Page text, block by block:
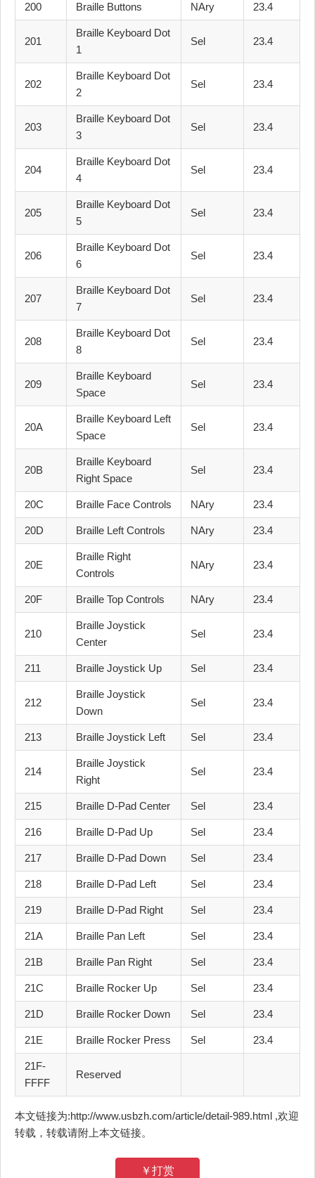
200 Braille Buttons NAry 23.4
201
Braille Keyboard Dot
1
Sel 23.4
202
Braille Keyboard Dot
2
Sel 23.4
203
Braille Keyboard Dot
3
Sel 23.4
204
Braille Keyboard Dot
4
Sel 23.4
205
Braille Keyboard Dot
5
Sel 23.4
206
Braille Keyboard Dot
6
Sel 23.4
207
Braille Keyboard Dot
7
Sel 23.4
208
Braille Keyboard Dot
8
Sel 23.4
209
Braille Keyboard
Space
Sel 23.4
20A
Braille Keyboard Left
Space
Sel 23.4
20B
Braille Keyboard
Right Space
Sel 23.4
20C Braille Face Controls NAry 23.4
20D Braille Left Controls NAry 23.4
20E
Braille Right
Controls
NAry 23.4
20F Braille Top Controls NAry 23.4
210
Braille Joystick
Center
Sel 23.4
211 Braille Joystick Up Sel 23.4
212
Braille Joystick
Down
Sel 23.4
213 Braille Joystick Left Sel 23.4
214
Braille Joystick
Right
Sel 23.4
215 Braille D-Pad Center Sel 23.4
216 Braille D-Pad Up Sel 23.4
217 Braille D-Pad Down Sel 23.4
218 Braille D-Pad Left Sel 23.4
219 Braille D-Pad Right Sel 23.4
21A Braille Pan Left Sel 23.4
21B Braille Pan Right Sel 23.4
21C Braille Rocker Up Sel 23.4
21D Braille Rocker Down Sel 23.4
21E Braille Rocker Press Sel 23.4
21F-
FFFF
Reserved
本文链接为:http://www.usbzh.com/article/detail-989.html ,欢迎
转载，转载请附上本文链接。
￥打赏